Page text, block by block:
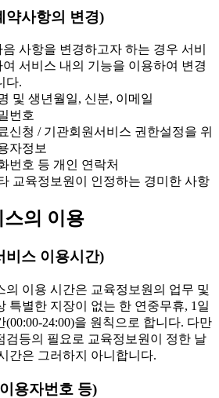
약사항의 변경)
사항을 변경하고자 하는 경우 서비
서비스 내의 기능을 이용하여 변경
다.
및 생년월일, 신분, 이메일
번호
신청 / 기관회원서비스 권한설정을 위
자정보
번호 등 개인 연락처
교육정보원이 인정하는 경미한 사항
스의 이용
비스 이용시간)
의 이용 시간은 교육정보원의 업무 및
특별한 지장이 없는 한 연중무휴, 1일
(00:00-24:00)을 원칙으로 합니다. 다만
검등의 필요로 교육정보원이 정한 날
간은 그러하지 아니합니다.
용자번호 등)